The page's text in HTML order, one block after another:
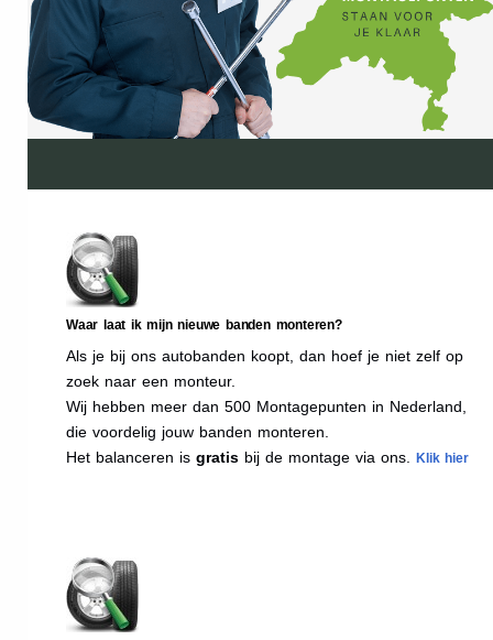
Waar laat ik mijn nieuwe banden monteren?
Als je bij ons autobanden koopt, dan hoef je niet zelf op
zoek naar een monteur.
Wij hebben meer dan 500 Montagepunten in Nederland,
die voordelig jouw banden monteren.
Het balanceren is gratis bij de montage via ons. Klik hier